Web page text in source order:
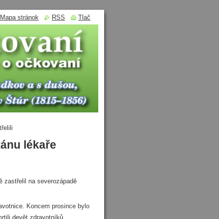
lékaře
na severozápadě
Koncem prosince bylo
devět zdravotníků.
Mapa stránok RSS Tlač